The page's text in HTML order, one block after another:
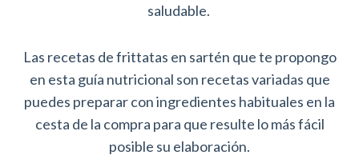
saludable.
Las recetas de frittatas en sartén que te propongo
en esta guía nutricional son recetas variadas que
puedes preparar con ingredientes habituales en la
cesta de la compra para que resulte lo más fácil
posible su elaboración.